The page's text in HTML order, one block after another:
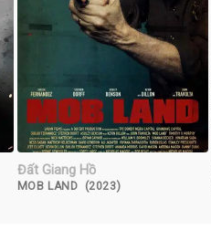
Đất Giang Hồ
MOB LAND (2023)